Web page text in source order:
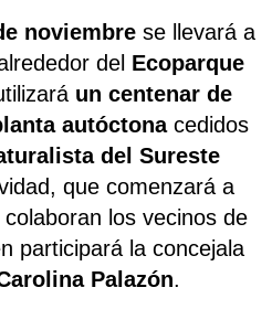
noviembre se llevará a
del Ecoparque
un centenar de
autóctonacedidos
del Sureste
que comenzará a
los vecinos de
participará la concejala
Palazón.